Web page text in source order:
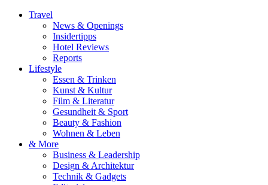
Travel
News & Openings
Insidertipps
Hotel Reviews
Reports
Lifestyle
Essen & Trinken
Kunst & Kultur
Film & Literatur
Gesundheit & Sport
Beauty & Fashion
Wohnen & Leben
& More
Business & Leadership
Design & Architektur
Technik & Gadgets